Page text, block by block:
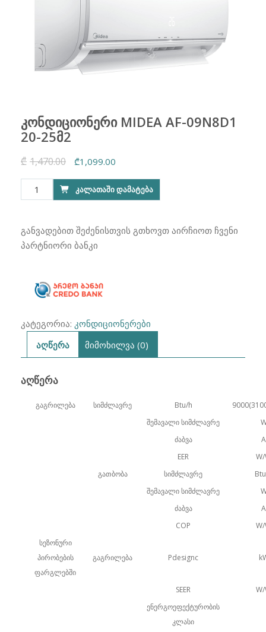
კონდიციონერი MIDEA AF-09N8D1
20-25მ2
₾ 1,470.00
Original
price
was:
₾1,099.00
price
is:
რაოდენობა:
კონდიციონერი
AF-
09N8D1
ᲙᲐᲚᲐᲗᲐᲨᲘ ᲓᲐᲛᲐᲢᲔᲑᲐ
განვადებით შეძენისთვის გთხოვთ აირჩიოთ ჩვენი
პარტნიორი ბანკი
კატეგორია: კონდიციონერები
აღწერა
მიმოხილვა (0)
ᲐᲦᲬᲔᲠᲐ
გაგრილება სიმძლავრე Btu/h
შემავალი სიმძლავრე
ძაბვა
A
EER
გათბობა
სიმძლავრე
შემავალი სიმძლავრე
ძაბვა
A
COP
სეზონური
პირობების
ფარგლებში
გაგრილება Pdesignc
SEER
ენერგოეფექტურობის
კლასი